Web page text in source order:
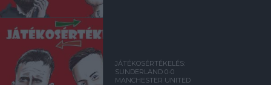
JÁTÉKOSÉRTÉKELÉS:
SUNDERLAND 0-0
MANCHESTER UNITED